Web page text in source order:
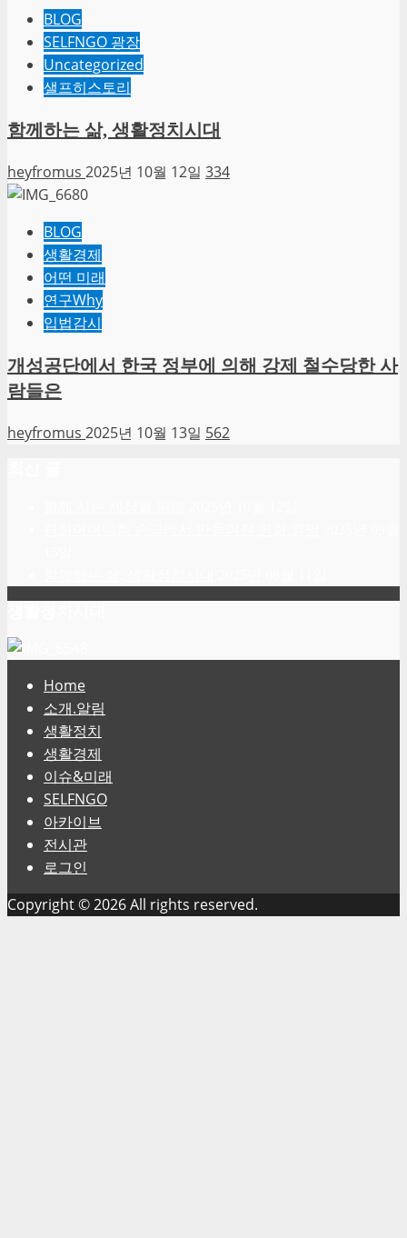
BLOG
SELFNGO 광장
Uncategorized
샐프히스토리
함께하는 삶, 생활정치시대
heyfromus 2025년 10월 12일 334
BLOG
생활경제
어떤 미래
연구Why
입법감시
개성공단에서 한국 정부에 의해 강제 철수당한 사
람들은
heyfromus 2025년 10월 13일 562
Home
소개.알림
생활정치
생활경제
이슈&미래
SELFNGO
아카이브
전시관
로그인
Copyright © 2026 All rights reserved.